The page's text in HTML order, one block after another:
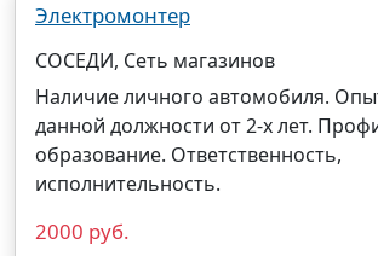
Электромонтер
СОСЕДИ, Сеть магазинов
Наличие личного автомобиля.
данной должности от 2-х лет.
образование. Ответственность,
исполнительность.
2000 руб.